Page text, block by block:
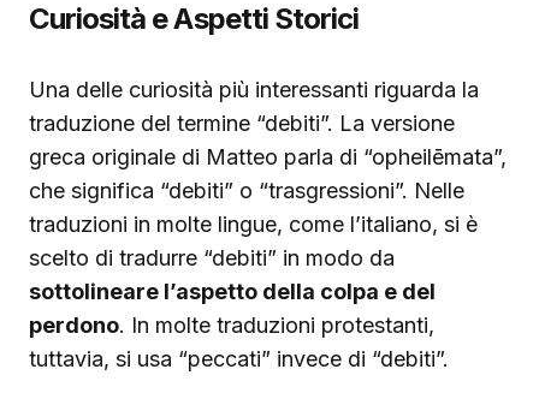
Curiosità e Aspetti Storici
Una delle curiosità più interessanti riguarda la
traduzione del termine “debiti”. La versione
greca originale di Matteo parla di “opheilēmata”,
che significa “debiti” o “trasgressioni”. Nelle
traduzioni in molte lingue, come l’italiano, si è
scelto di tradurre “debiti” in modo da
sottolineare l’aspetto della colpa e del
perdono. In molte traduzioni protestanti,
tuttavia, si usa “peccati” invece di “debiti”.